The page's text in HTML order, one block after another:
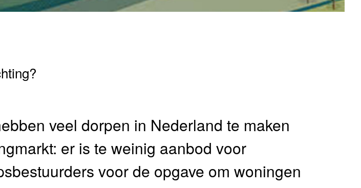
veel dorpen in Nederland te maken
er is te weinig aanbod voor
voor de opgave om woningen